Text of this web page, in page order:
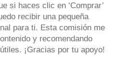
si haces clic en ‘Comprar’
recibir una pequeña
para ti. Esta comisión me
y recomendando
¡Gracias por tu apoyo!